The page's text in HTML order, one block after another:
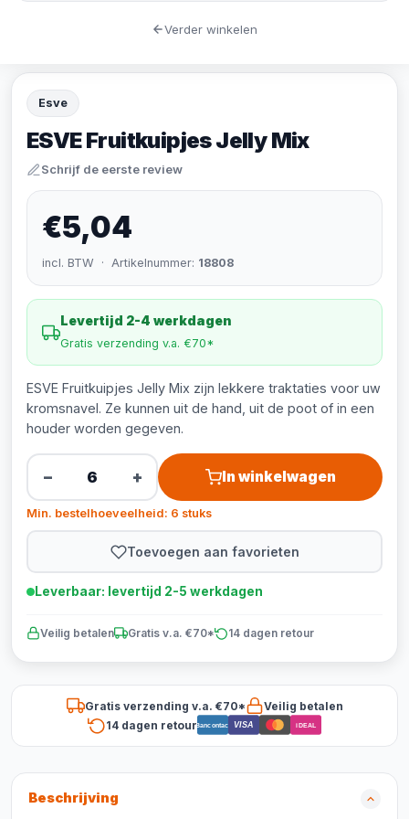
Esve
ESVE Fruitkuipjes Jelly Mix
Schrijf de eerste review
€5,04
incl. BTW · Artikelnummer: 18808
Levertijd 2-4 werkdagen
Gratis verzending v.a. €70*
ESVE Fruitkuipjes Jelly Mix zijn lekkere traktaties voor uw
kromsnavel. Ze kunnen uit de hand, uit de poot of in een
houder worden gegeven.
− + In winkelwagen
Min. bestelhoeveelheid: 6 stuks
Toevoegen aan favorieten
Leverbaar: levertijd 2-5 werkdagen
Veilig betalen Gratis v.a. €70* 14 dagen retour
Gratis verzending v.a. €70*
Veilig betalen
14 dagen retourBancontact VISA iDEAL
Beschrijving
Verder winkelen